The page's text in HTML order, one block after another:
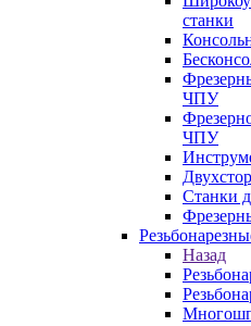
станки
ЧПУ
ЧПУ
Станки
Назад